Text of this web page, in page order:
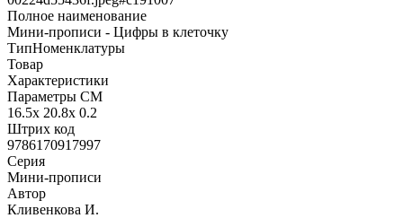
Полное наименование
Мини-прописи - Цифры в клеточку
ТипНоменклатуры
Товар
Характеристики
Параметры СМ
16.5x 20.8x 0.2
Штрих код
9786170917997
Серия
Мини-прописи
Автор
Кливенкова И.